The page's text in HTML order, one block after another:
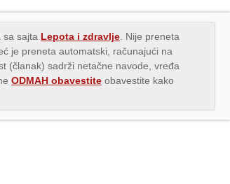
sa sajta Lepota i zdravlje . Nije preneta
je preneta automatski, računajući na
(članak) sadrži netačne navode, vređa
ODMAH obavestite obavestite kako